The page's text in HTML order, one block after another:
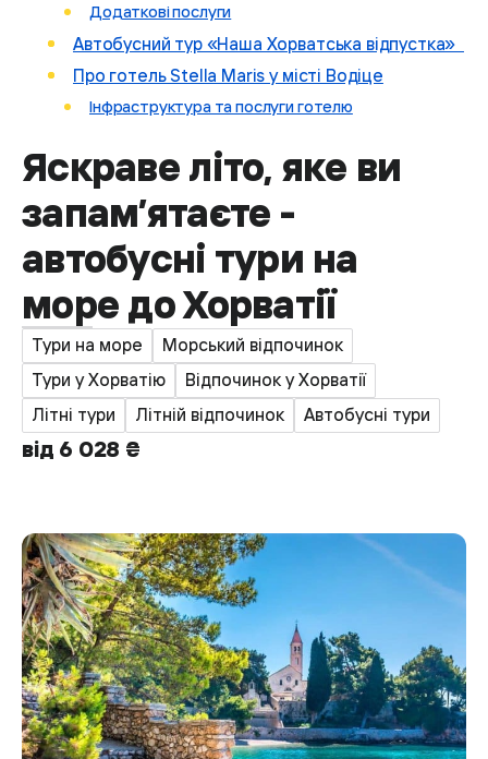
Додаткові послуги
Автобусний тур «Наша Хорватська відпустка»
​​​​​​Про готель Stella Maris у місті Водіце
Інфраструктура та послуги готелю
Яскраве літо, яке ви
запам’ятаєте -
автобусні тури на
море до Хорватії
Тури на море
Морський відпочинок
Тури у Хорватію
Відпочинок у Хорватії
Літні тури
Літній відпочинок Автобусні тури
від 6 028 ₴